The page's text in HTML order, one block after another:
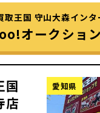
取王国 守山大森インタ
オークション
国
店
愛知県